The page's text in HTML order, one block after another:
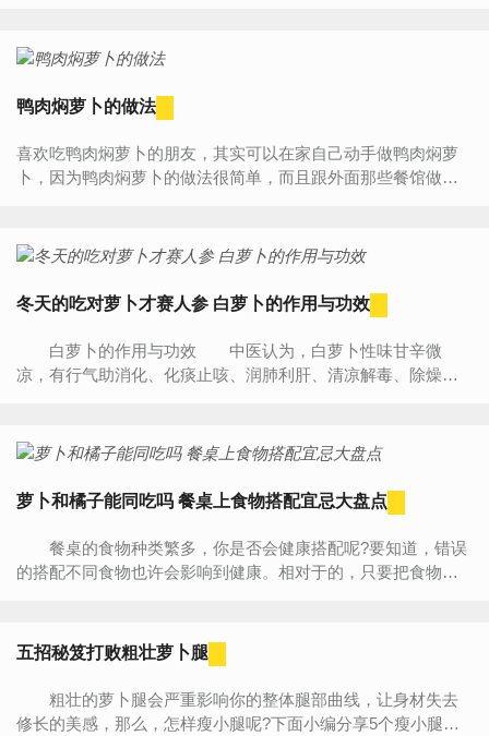
鸭肉焖萝卜的做法
喜欢吃鸭肉焖萝卜的朋友，其实可以在家自己动手做鸭肉焖萝
卜，因为鸭肉焖萝卜的做法很简单，而且跟外面那些餐馆做的
冬天的吃对萝卜才赛人参 白萝卜的作用与功效
白萝卜的作用与功效 中医认为，白萝卜性味甘辛微
凉，有行气助消化、化痰止咳、润肺利肝、清凉解毒、除燥生
萝卜和橘子能同吃吗 餐桌上食物搭配宜忌大盘点
餐桌的食物种类繁多，你是否会健康搭配呢?要知道，错误
的搭配不同食物也许会影响到健康。相对于的，只要把食物搭
五招秘笈打败粗壮萝卜腿
粗壮的萝卜腿会严重影响你的整体腿部曲线，让身材失去
修长的美感，那么，怎样瘦小腿呢?下面小编分享5个瘦小腿秘